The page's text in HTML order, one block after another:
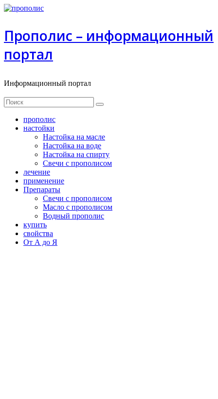
Прополис – информационный
портал
Информационный портал
прополиc
настойки
Настойка на масле
Настойка на воде
Настойка на спирту
Свечи с прополисом
лечение
применение
Препараты
Свечи с прополисом
Масло с прополисом
Водный прополис
купить
свойства
От А до Я